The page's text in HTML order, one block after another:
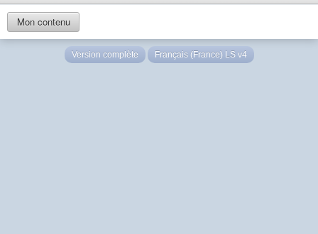
Mon contenu
Version complète Français (France) LS v4